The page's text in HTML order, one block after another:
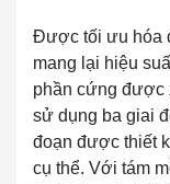
Được tối ưu hóa
mang lại hiệu
phần cứng được
sử dụng ba giai
đoạn được thiết
cụ thể. Với tám